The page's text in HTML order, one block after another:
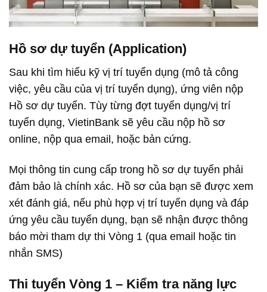
Hồ sơ dự tuyển (Application)
Sau khi tìm hiểu kỹ vị trí tuyển dụng (mô tả công
việc, yêu cầu của vị trí tuyển dụng), ứng viên nộp
Hồ sơ dự tuyển. Tùy từng đợt tuyển dụng/vị trí
tuyển dụng, VietinBank sẽ yêu cầu nộp hồ sơ
online, nộp qua email, hoặc bản cứng.
Mọi thông tin cung cấp trong hồ sơ dự tuyển phải
đảm bảo là chính xác. Hồ sơ của bạn sẽ được xem
xét đánh giá, nếu phù hợp vị trí tuyển dụng và đáp
ứng yêu cầu tuyển dụng, bạn sẽ nhận được thông
báo mời tham dự thi Vòng 1 (qua email hoặc tin
nhắn SMS)
Thi tuyển Vòng 1 – Kiểm tra năng lực